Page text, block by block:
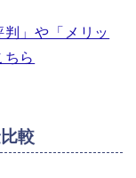
」や「メリッ
ちら
較